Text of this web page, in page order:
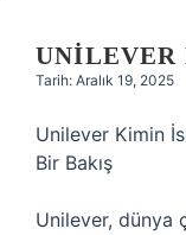
Hakkımızda
Tarih: Aralık 19, 2025
Unilever Kimin
Bir Bakış
Unilever, dünya